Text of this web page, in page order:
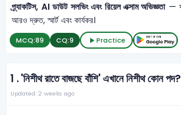
প্র্যাকটিস, AI ডাউট সলভিং এবং রিয়েল এক্সাম অভিজ্ঞতা—
আরও দ্রুত, স্মার্ট এবং কার্যকর।
MCQ:89 CQ:9 Practice
1 .'নিশীথ রাতে বাজছে বাঁশি' এখানে নিশীথ কোন পদ?
Updated: 2 weeks ago